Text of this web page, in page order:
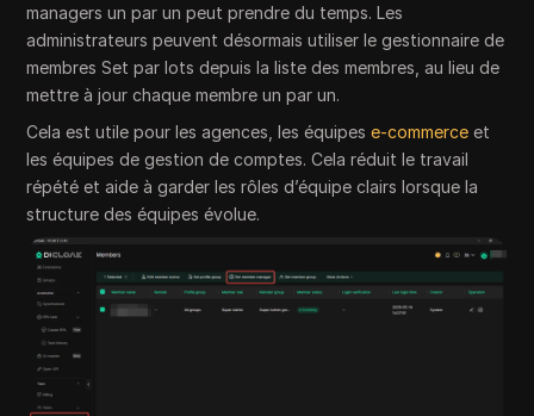
managers un par un peut prendre du temps. Les
administrateurs peuvent désormais utiliser le gestionnaire de
membres Set par lots depuis la liste des membres, au lieu de
mettre à jour chaque membre un par un.
Cela est utile pour les agences, les équipese-commerce et
les équipes de gestion de comptes. Cela réduit le travail
répété et aide à garder les rôles d’équipe clairs lorsque la
structure des équipes évolue.